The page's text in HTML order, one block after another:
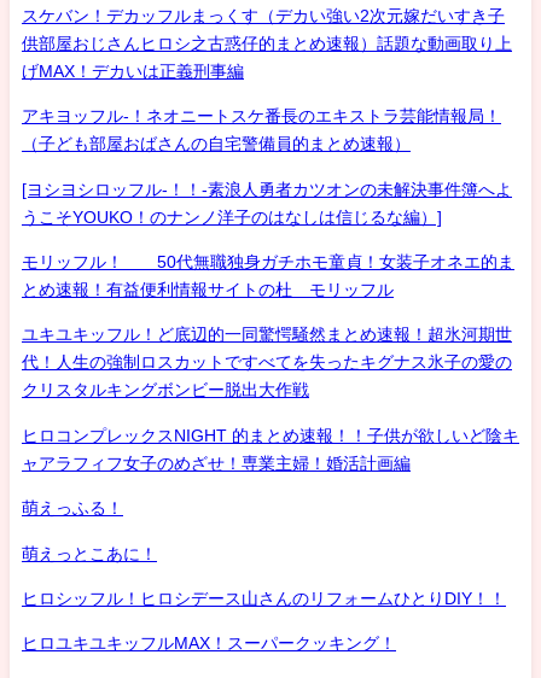
スケバン！デカッフルまっくす（デカい強い2次元嫁だいすき子
供部屋おじさんヒロシ之古惑仔的まとめ速報）話題な動画取り上
げMAX！デカいは正義刑事編
アキヨッフル-！ネオニートスケ番長のエキストラ芸能情報局！
（子ども部屋おばさんの自宅警備員的まとめ速報）
[ヨシヨシロッフル-！！-素浪人勇者カツオンの未解決事件簿へよ
うこそYOUKO！のナンノ洋子のはなしは信じるな編）]
モリッフル！ 50代無職独身ガチホモ童貞！女装子オネエ的ま
とめ速報！有益便利情報サイトの杜 モリッフル
ユキユキッフル！ど底辺的一同驚愕騒然まとめ速報！超氷河期世
代！人生の強制ロスカットですべてを失ったキグナス氷子の愛の
クリスタルキングボンビー脱出大作戦
ヒロコンプレックスNIGHT 的まとめ速報！！子供が欲しいど陰キ
ャアラフィフ女子のめざせ！専業主婦！婚活計画編
萌えっふる！
萌えっとこあに！
ヒロシッフル！ヒロシデース山さんのリフォームひとりDIY！！
ヒロユキユキッフルMAX！スーパークッキング！